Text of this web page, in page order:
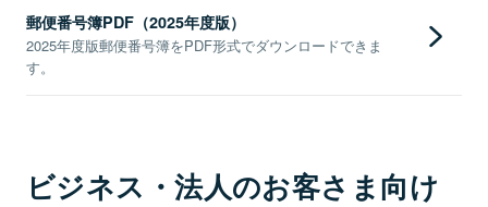
郵便番号簿PDF（2025年度版）
2025年度版郵便番号簿をPDF形式でダウンロードできま
す。
ビジネス・法人のお客さま向け